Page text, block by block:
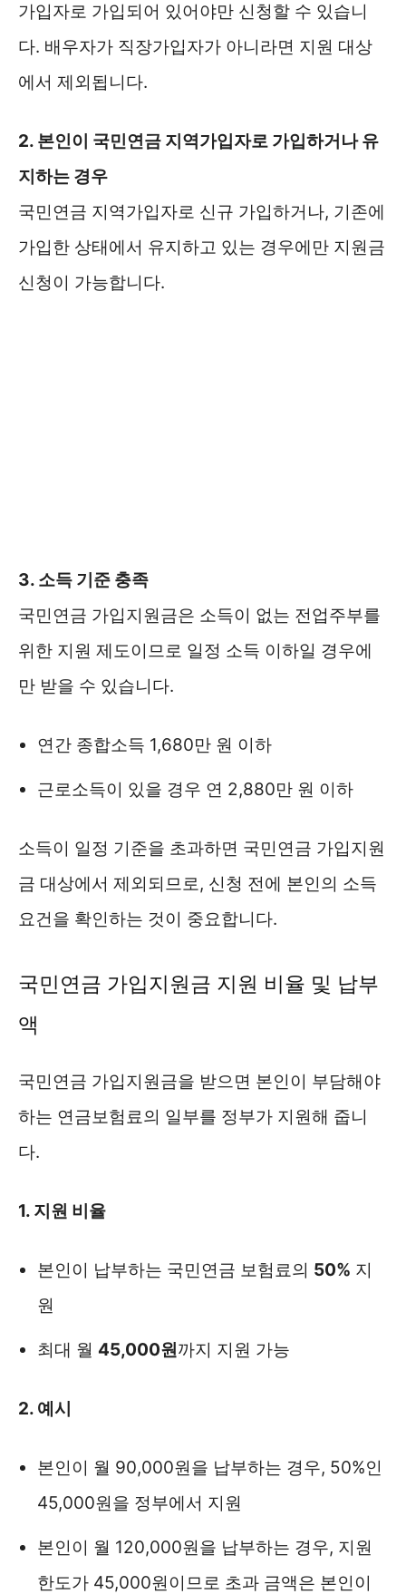
가입자로 가입되어 있어야만 신청할 수 있습니
다. 배우자가 직장가입자가 아니라면 지원 대상
에서 제외됩니다.
2. 본인이 국민연금 지역가입자로 가입하거나 유
지하는 경우
국민연금 지역가입자로 신규 가입하거나, 기존에
가입한 상태에서 유지하고 있는 경우에만 지원금
신청이 가능합니다.
3. 소득 기준 충족
국민연금 가입지원금은 소득이 없는 전업주부를
위한 지원 제도이므로 일정 소득 이하일 경우에
만 받을 수 있습니다.
연간 종합소득 1,680만 원 이하
근로소득이 있을 경우 연 2,880만 원 이하
소득이 일정 기준을 초과하면 국민연금 가입지원
금 대상에서 제외되므로, 신청 전에 본인의 소득
요건을 확인하는 것이 중요합니다.
국민연금 가입지원금 지원 비율 및 납부
액
국민연금 가입지원금을 받으면 본인이 부담해야
하는 연금보험료의 일부를 정부가 지원해 줍니
다.
1. 지원 비율
본인이 납부하는 국민연금 보험료의 50% 지
원
최대 월 45,000원까지 지원 가능
2. 예시
본인이 월 90,000원을 납부하는 경우, 50%인
45,000원을 정부에서 지원
본인이 월 120,000원을 납부하는 경우, 지원
한도가 45,000원이므로 초과 금액은 본인이